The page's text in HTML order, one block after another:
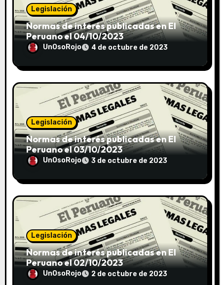
Legislación
Normas de interés publicadas en El
Peruano el 04/10/2023
UnOsoRojo 4 de octubre de 2023
Legislación
Normas de interés publicadas en El
Peruano el 03/10/2023
UnOsoRojo 3 de octubre de 2023
Legislación
Normas de interés publicadas en El
Peruano el 02/10/2023
UnOsoRojo 2 de octubre de 2023